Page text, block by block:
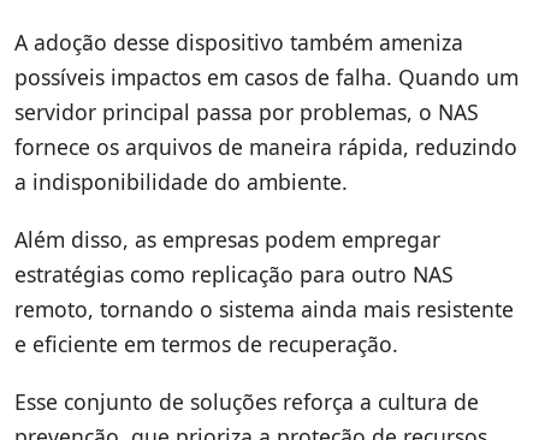
A adoção desse dispositivo também ameniza
possíveis impactos em casos de falha. Quando um
servidor principal passa por problemas, o NAS
fornece os arquivos de maneira rápida, reduzindo
a indisponibilidade do ambiente.
Além disso, as empresas podem empregar
estratégias como replicação para outro NAS
remoto, tornando o sistema ainda mais resistente
e eficiente em termos de recuperação.
Esse conjunto de soluções reforça a cultura de